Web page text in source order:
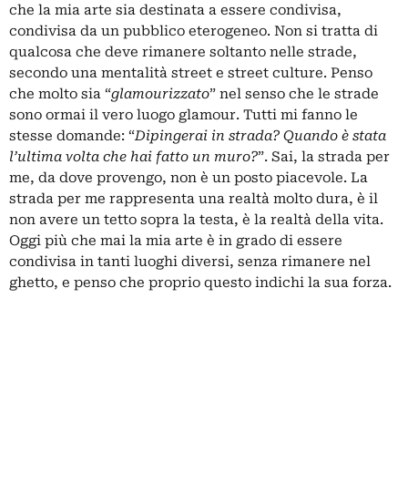
che la mia arte sia destinata a essere condivisa,
condivisa da un pubblico eterogeneo. Non si tratta di
qualcosa che deve rimanere soltanto nelle strade,
secondo una mentalità street e street culture. Penso
che molto sia “glamourizzato” nel senso che le strade
sono ormai il vero luogo glamour. Tutti mi fanno le
stesse domande: “Dipingerai in strada? Quando è stata
l’ultima volta che hai fatto un muro?”. Sai, la strada per
me, da dove provengo, non è un posto piacevole. La
strada per me rappresenta una realtà molto dura, è il
non avere un tetto sopra la testa, è la realtà della vita.
Oggi più che mai la mia arte è in grado di essere
condivisa in tanti luoghi diversi, senza rimanere nel
ghetto, e penso che proprio questo indichi la sua forza.